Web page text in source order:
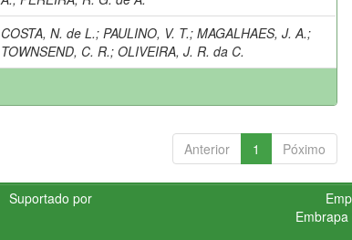
COSTA, N. de L.;PAULINO, V. T.;MAGALHAES, J. A.;
TOWNSEND, C. R.;OLIVEIRA, J. R. da C.
Anterior 1 Póximo
Suportado por
Embrapa